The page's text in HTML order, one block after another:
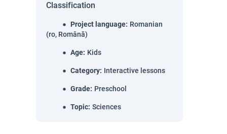
Classification
Project language: Romanian
(ro, Română)
Age: Kids
Category: Interactive lessons
Grade: Preschool
Topic: Sciences